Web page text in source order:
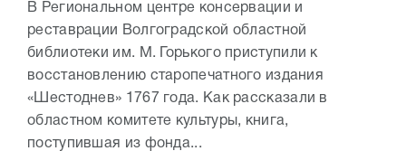
В Региональном центре консервации и
реставрации Волгоградской областной
библиотеки им. М. Горького приступили к
восстановлению старопечатного издания
«Шестоднев» 1767 года. Как рассказали в
областном комитете культуры, книга,
поступившая из фонда...